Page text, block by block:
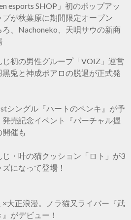
esports SHOP」初のポップアッ
プが秋葉原に期間限定オープン
ろ、Nachoneko、天唄サウの新商
じ初の男性グループ「VOIZ」運営
黒兎と神成ポアロの脱退が正式発
シングル『ハートのペンキ』が予
売記念イベント『バーチャル握
開催も
じ・叶の猫クッション「ロト」が3
になって登場！
×大正浪漫。ノラ猫又ライバー『武
がデビュー！